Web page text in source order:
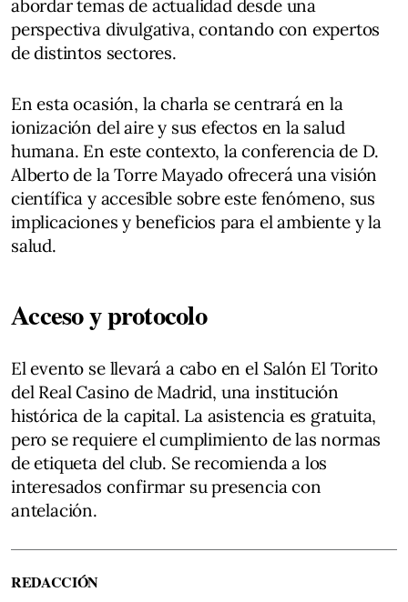
abordar temas de actualidad desde una
perspectiva divulgativa, contando con expertos
de distintos sectores.
En esta ocasión, la charla se centrará en la
ionización del aire y sus efectos en la salud
humana. En este contexto, la conferencia de D.
Alberto de la Torre Mayado ofrecerá una visión
científica y accesible sobre este fenómeno, sus
implicaciones y beneficios para el ambiente y la
salud.
Acceso y protocolo
El evento se llevará a cabo en el Salón El Torito
del Real Casino de Madrid, una institución
histórica de la capital. La asistencia es gratuita,
pero se requiere el cumplimiento de las normas
de etiqueta del club. Se recomienda a los
interesados confirmar su presencia con
antelación.
REDACCIÓN